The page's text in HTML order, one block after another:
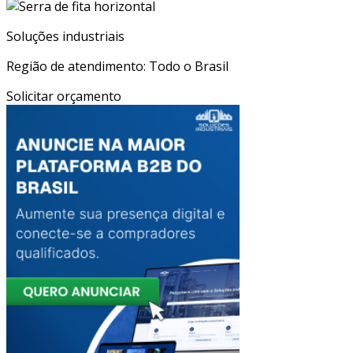
Soluções industriais
Região de atendimento: Todo o Brasil
Solicitar orçamento